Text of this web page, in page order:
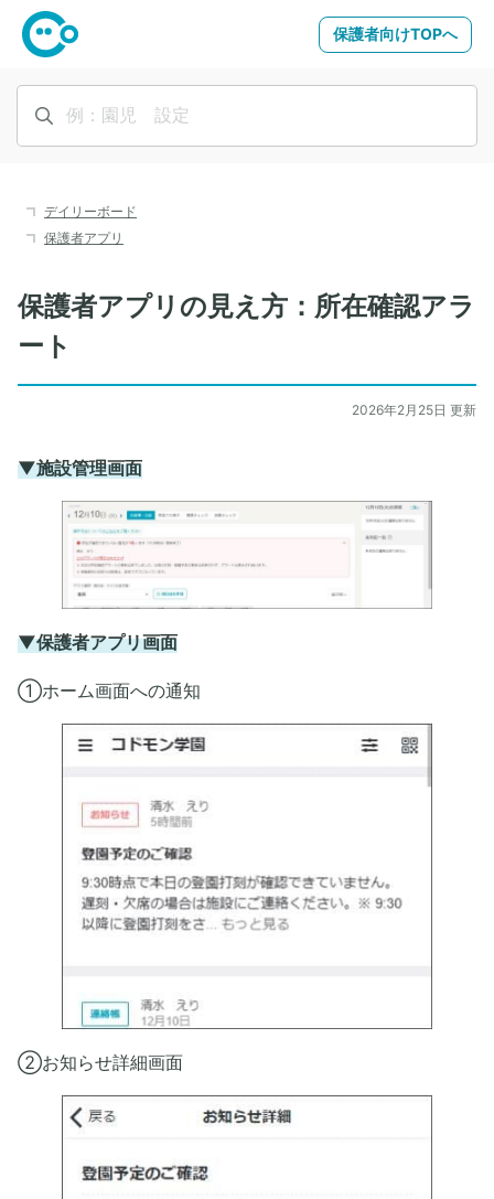
保護者向けTOPへ
デイリーボード
保護者アプリ
保護者アプリの見え方：所在確認アラ
ート
2026年2月25日 更新
▼施設管理画面
▼保護者アプリ画面
①ホーム画面への通知
②お知らせ詳細画面